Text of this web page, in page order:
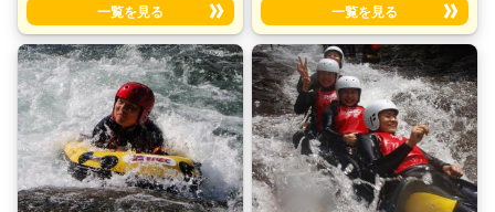
ながらのラフティングとコースは
様々。 ラフティングは、8人乗り
のゴムボートに乗り、皆で力を合
わせてパドルを漕ぎ激流を下るウ
ォータースポーツです。(お客様7
名 ガイド1名） ラフティングツアー
にはボート1艇につきリバーガイド
が1名同乗し、スタート前には乗り
方・漕ぎ方など説明いたしますの
で初心者でも安心してご参加いた
一覧を見る
分の体一つで渓谷を下るアウトド
アアクティビティです。 発祥地は
フランスでヨーロッパでは古くか
ら親しまれており、今では世界中
で楽しまれています♪ 水流により
削られてできた岩から天然のウォ
ータースライダーを滑って遊んだ
り、大きな天然プールに飛び込ん
で泳いだり、大自然との一体感＆
スリルを味わえるリバースポーツ
一覧を見る